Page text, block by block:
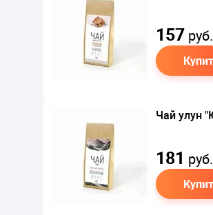
157 руб.
Чай улун
181 руб.